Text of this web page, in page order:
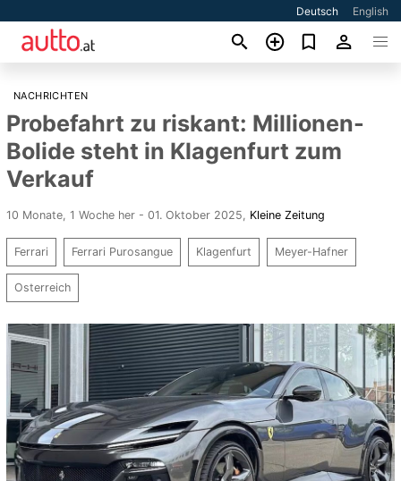
Deutsch English
NACHRICHTEN
Probefahrt zu riskant: Millionen-
Bolide steht in Klagenfurt zum
Verkauf
10 Monate, 1 Woche her - 01. Oktober 2025 Kleine Zeitung
Ferrari Ferrari Purosangue ​​Klagenfurt Meyer-Hafner
Osterreich